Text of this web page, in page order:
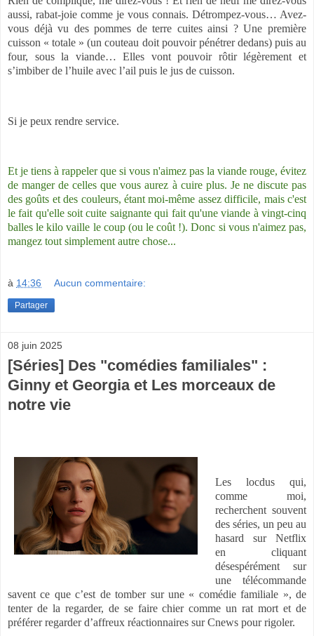
aussi, rabat-joie comme je vous connais. Détrompez-vous… Avez-
vous déjà vu des pommes de terre cuites ainsi ? Une première
cuisson « totale » (un couteau doit pouvoir pénétrer dedans) puis au
four, sous la viande… Elles vont pouvoir rôtir légèrement et
s’imbiber de l’huile avec l’ail puis le jus de cuisson.
Si je peux rendre service.
Et je tiens à rappeler que si vous n'aimez pas la viande rouge, évitez
de manger de celles que vous aurez à cuire plus. Je ne discute pas
des goûts et des couleurs, étant moi-même assez difficile, mais c'est
le fait qu'elle soit cuite saignante qui fait qu'une viande à vingt-cinq
balles le kilo vaille le coup (ou le coût !). Donc si vous n'aimez pas,
mangez tout simplement autre chose...
à 14:36 Aucun commentaire:
Partager
08 juin 2025
[Séries] Des "comédies familiales" :
Ginny et Georgia et Les morceaux de
notre vie
Les locdus qui,
comme moi,
recherchent souvent
des séries, un peu au
hasard sur Netflix
en cliquant
désespérément sur
une télécommande
savent ce que c’est de tomber sur une « comédie familiale », de
tenter de la regarder, de se faire chier comme un rat mort et de
préférer regarder d’affreux réactionnaires sur Cnews pour rigoler.